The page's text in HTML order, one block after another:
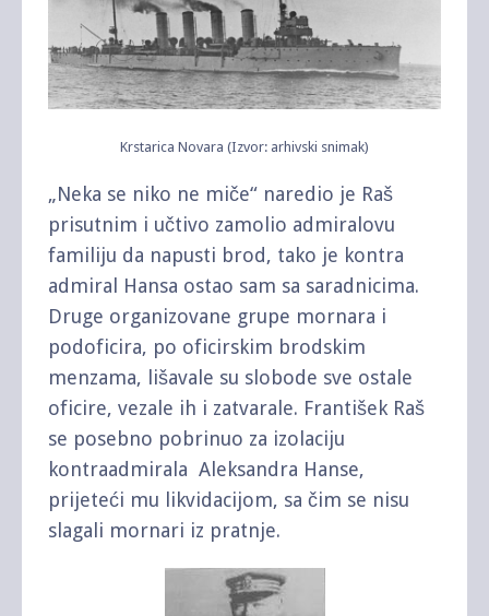
Krstarica Novara (Izvor: arhivski snimak)
„Neka se niko ne miče“ naredio je Raš
prisutnim i učtivo zamolio admiralovu
familiju da napusti brod, tako je kontra
admiral Hansa ostao sam sa saradnicima.
Druge organizovane grupe mornara i
podoficira, po oficirskim brodskim
menzama, lišavale su slobode sve ostale
oficire, vezale ih i zatvarale. František Raš
se posebno pobrinuo za izolaciju
kontraadmirala Aleksandra Hanse,
prijeteći mu likvidacijom, sa čim se nisu
slagali mornari iz pratnje.